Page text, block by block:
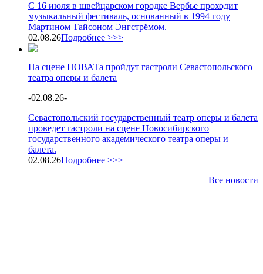
С 16 июля в швейцарском городке Вербье проходит
музыкальный фестиваль, основанный в 1994 году
Мартином Тайсоном Энгстрёмом.
02.08.26Подробнее >>>
На сцене НОВАТа пройдут гастроли Севастопольского
театра оперы и балета
-02.08.26-
Севастопольский государственный театр оперы и балета
проведет гастроли на сцене Новосибирского
государственного академического театра оперы и
балета.
02.08.26Подробнее >>>
Все новости